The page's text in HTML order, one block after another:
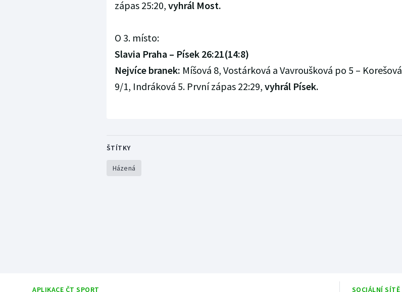
zápas 25:20, vyhrál Most.
O 3. místo:
Slavia Praha – Písek 26:21(14:8)
Nejvíce branek: Míšová 8, Vostárková a Vavroušková po 5 – Korešová
9/1, Indráková 5. První zápas 22:29, vyhrál Písek.
ŠTÍTKY
Házená
APLIKACE ČT SPORT SOCIÁLNÍ SÍTĚ